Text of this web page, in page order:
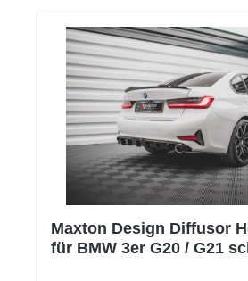
Maxton Design Diffusor
für BMW 3er G20 / G21